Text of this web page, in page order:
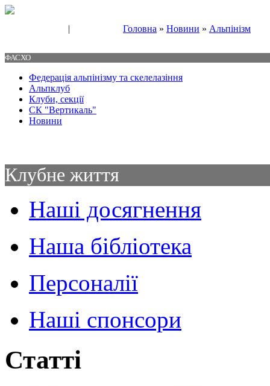
| Головна » Новини » Альпінізм
ФАСХО
Федерація альпінізму та скелелазіння
Альпклуб
Клуби, секції
СК "Вертикаль"
Новини
Клубне життя
Наші досягнення
Наша бібліотека
Персоналії
Наші спонсори
Статті